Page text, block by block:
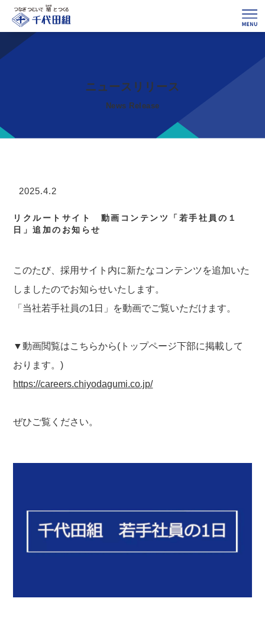
ニュースリリース
News Release
リクルートサイト 動画コンテンツ「若手社員の１
日」追加のお知らせ
このたび、採用サイト内に新たなコンテンツを追加いた
しましたのでお知らせいたします。
「当社若手社員の1日」を動画でご覧いただけます。
▼動画閲覧はこちらから(トップページ下部に掲載して
おります。)
https://careers.chiyodagumi.co.jp/
ぜひご覧ください。